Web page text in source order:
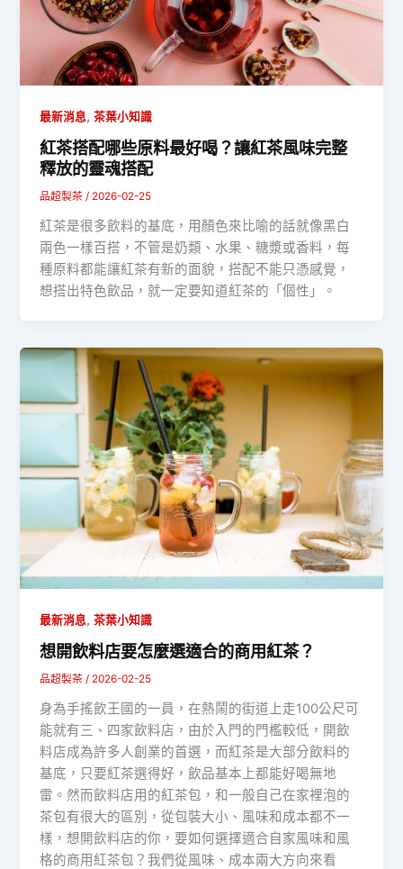
最新消息,茶葉小知識
紅茶搭配哪些原料最好喝？讓紅茶風味完整
釋放的靈魂搭配
品超製茶 / 2026-02-25
紅茶是很多飲料的基底，用顏色來比喻的話就像黑白
兩色一樣百搭，不管是奶類、水果、糖漿或香料，每
種原料都能讓紅茶有新的面貌，搭配不能只憑感覺，
想搭出特色飲品，就一定要知道紅茶的「個性」。
最新消息,茶葉小知識
想開飲料店要怎麼選適合的商用紅茶？
品超製茶/ 2026-02-25
身為手搖飲王國的一員，在熱鬧的街道上走100公尺可
能就有三、四家飲料店，由於入門的門檻較低，開飲
料店成為許多人創業的首選，而紅茶是大部分飲料的
基底，只要紅茶選得好，飲品基本上都能好喝無地
雷。然而飲料店用的紅茶包，和一般自己在家裡泡的
茶包有很大的區別，從包裝大小、風味和成本都不一
樣，想開飲料店的你，要如何選擇適合自家風味和風
格的商用紅茶包？我們從風味、成本兩大方向來看